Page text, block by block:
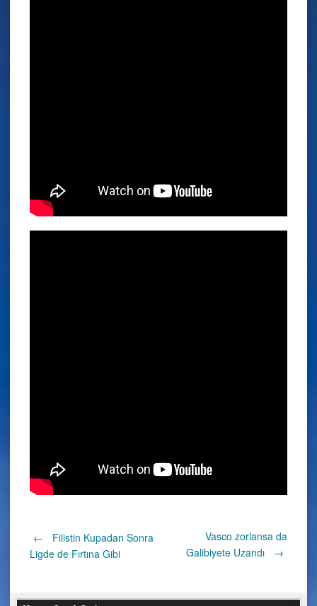
Post
←
Filistin Kupadan Sonra
Ligde de Fırtına Gibi
Vasco zorlansa da
Galibiyete Uzandı
→